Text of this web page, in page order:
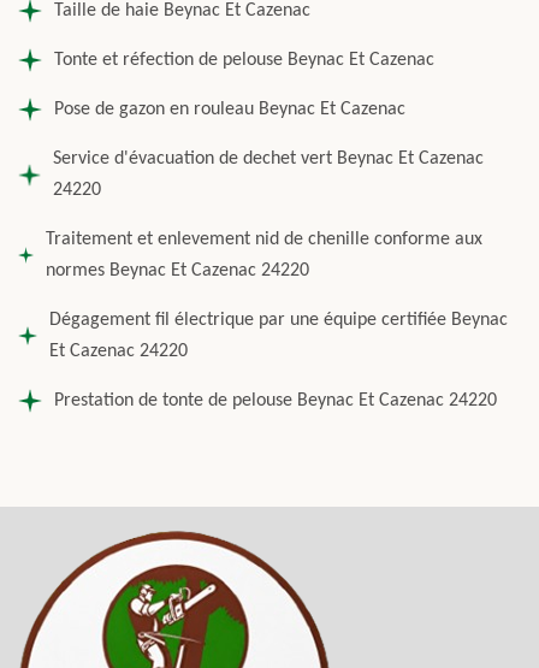
Taille de haie Beynac Et Cazenac
Tonte et réfection de pelouse Beynac Et Cazenac
Pose de gazon en rouleau Beynac Et Cazenac
Service d'évacuation de dechet vert Beynac Et Cazenac
24220
Traitement et enlevement nid de chenille conforme aux
normes Beynac Et Cazenac 24220
Dégagement fil électrique par une équipe certifiée Beynac
Et Cazenac 24220
Prestation de tonte de pelouse Beynac Et Cazenac 24220